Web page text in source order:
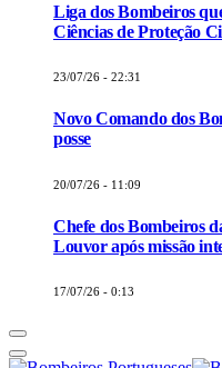
Liga dos Bombeiros
Ciências de Proteção
23/07/26 - 22:31
Novo Comando dos
posse
20/07/26 - 11:09
Chefe dos Bombeiros
Louvor após missão
17/07/26 - 0:13